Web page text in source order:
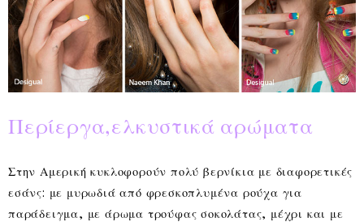
Περίεργα,ελκυστικά αρώματα
Στην Αμερική κυκλοφορούν πολύ βερνίκια με διαφορετικές
εσάνς: με μυρωδιά από φρεσκοπλυμένα ρούχα για
παράδειγμα, με άρωμα τρούφας σοκολάτας, μέχρι και με